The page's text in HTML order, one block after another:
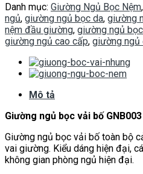
Danh mục: Giường Ngủ Bọc Nệm,
ngủ, giường ngủ bọc da, giường
nệm đầu giường, giường ngủ
giường ngủ cao cấp, giường ngủ
Mô tả
Giường ngủ bọc vải bố GNB003
Giường ngủ bọc vải bố toàn bộ
vai giường. Kiểu dáng hiện đại,
không gian phòng ngủ hiện đại.